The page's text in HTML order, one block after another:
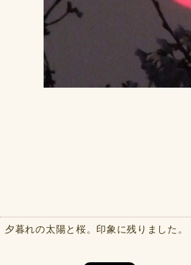
夕暮れの太陽と桜。印象に残りました。